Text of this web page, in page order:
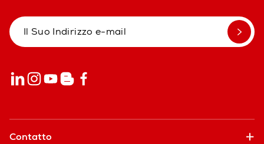
Contatto